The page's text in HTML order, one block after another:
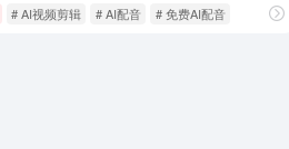
# AI视频剪辑 # AI配音 # 免费AI配音